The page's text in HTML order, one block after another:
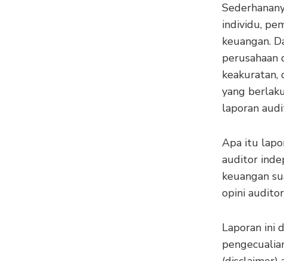
individu,
keuangan.
perusahaan
yang
laporan
Apa itu
auditor
keuangan
opini
Laporan ini